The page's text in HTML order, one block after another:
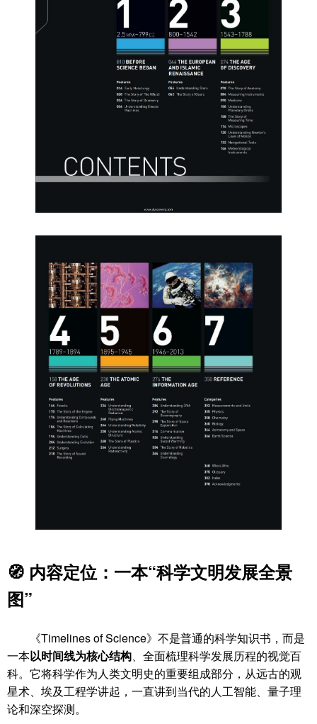
🧭 内容定位：一本“科学文明发展全景
图”
《Timelines of Science》不是普通的科学知识书，而是
一本以时间线为核心结构、全面梳理科学发展历程的视觉百
科。它将科学作为人类文明史的重要组成部分，从远古的观
星术、埃及工程学讲起，一直讲到当代的人工智能、量子理
论和深空探测。